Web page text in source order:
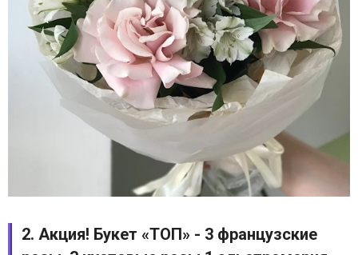
2. Акция! Букет «ТОП» - 3 французские